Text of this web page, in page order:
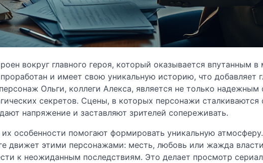
вокруг главного героя, который оказывается впутанным
и имеет свою уникальную историю, что добавляет
Ольги, коллеги Алекса, является не только
секретов. Сцены, в которых персонажи
напряжение и заставляют зрителей сопереживать.
особенности помогают формировать уникальную
движет этими персонажами: месть, любовь или жажда
к неожиданным последствиям. Это делает просмотр